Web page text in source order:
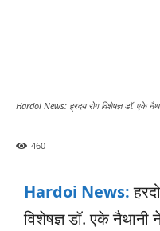
Hardoi News: ह्रदय रोग विशेषज्ञ डॉ. एके
460
Hardoi News:
विशेषज्ञ डॉ. एके